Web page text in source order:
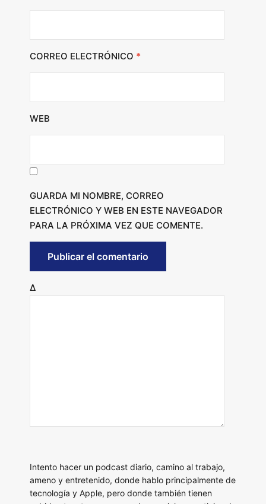
CORREO ELECTRÓNICO *
WEB
GUARDA MI NOMBRE, CORREO
ELECTRÓNICO Y WEB EN ESTE NAVEGADOR
PARA LA PRÓXIMA VEZ QUE COMENTE.
Δ
Intento hacer un podcast diario, camino al trabajo,
ameno y entretenido, donde hablo principalmente de
tecnología y Apple, pero donde también tienen